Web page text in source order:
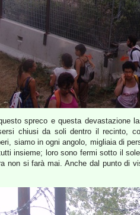
spreco e questa devastazione
chiusi da soli dentro il recinto,
siamo in ogni angolo, migliaia di
insieme; loro sono fermi sotto il
non si farà mai. Anche dal punto di